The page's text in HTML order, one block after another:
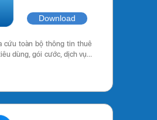
Download
cứu toàn bộ thông tin thuê
dùng, gói cước, dịch vụ…